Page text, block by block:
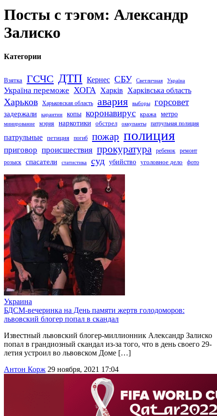
Посты с тэгом: Александр
Залиско
Категории
Взятка ГСЧС ДТП Кернес СБУ Светличная Україна
Україна переможе ХОГА Харків Харківська область
Харьков Харьковская область авария выборы горсовет
задержали карантин копы коронавирус кража метро
минирование мэрия наркотики обстрел оккупанты патрульная полиция
патрульные петиция погиб пожар полиция
приговор происшествия прокуратура ребенок
ремонт
розыск
спасатели статистика суд убийство уголовное дело фото
Украина
БДСМ-вечеринка на День памяти жертв голодоморов:
львовский блогер попал в скандал
Известный львовский блогер-миллионник Александр Залиско
попал в грандиозный скандал из-за того, что в день своего 29-
летия устроил во львовском Доме […]
Антон Корж 29 ноября, 2021 17:04